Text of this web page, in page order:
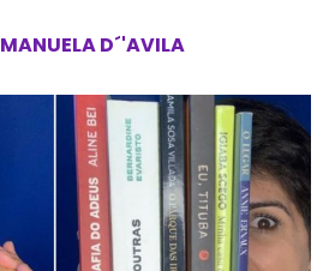
MANUELA D´'AVILA